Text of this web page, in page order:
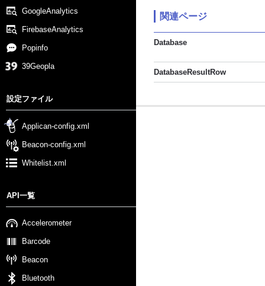
GoogleAnalytics
FirebaseAnalytics
Popinfo
39Geopla
設定ファイル
Applican-config.xml
Beacon-config.xml
Whitelist.xml
API一覧
Accelerometer
Barcode
Beacon
Bluetooth
関連ページ
Database
DatabaseResultRow